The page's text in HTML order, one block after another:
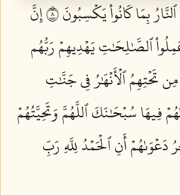
بِمَا كَانُواْ يَكۡسِبُونَ ٨
إِنَّ
ٱلصَّٰلِحَٰتِ يَهۡدِيهِمۡ رَبُّهُم
تَحۡتِهِمُ ٱلۡأَنۡهَٰرُ فِي جَنَّٰتِ
فِيهَا سُبۡحَٰنَكَ ٱللَّهُمَّ وَتَحِيَّتُهُمۡ
دَعۡوَىٰهُمۡ أَنِ ٱلۡحَمۡدُ لِلَّهِ رَبِّ